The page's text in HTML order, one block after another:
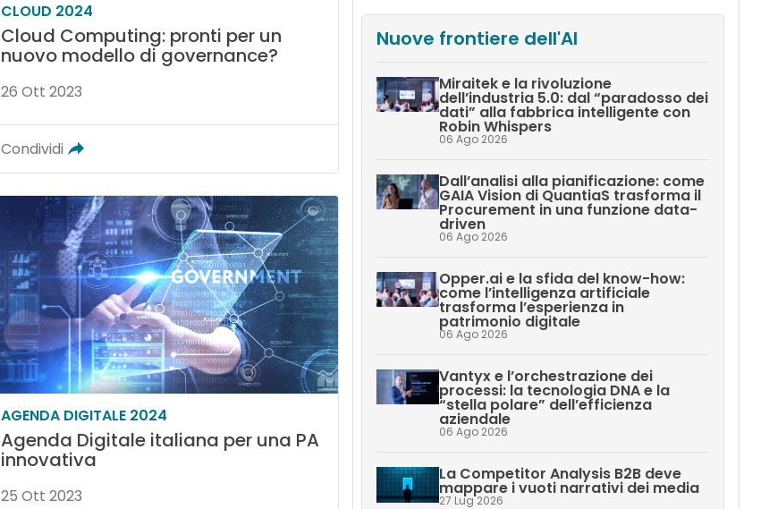
CLOUD 2024
Cloud Computing: pronti per un
nuovo modello di governance?
26 Ott 2023
Condividi
AGENDA DIGITALE 2024
Agenda Digitale italiana per una PA
innovativa
25 Ott 2023
Nuove frontiere dell'AI
Miraitek e la rivoluzione
dell’industria 5.0: dal “paradosso dei
dati” alla fabbrica intelligente con
Robin Whispers
06 Ago 2026
Dall’analisi alla pianificazione: come
GAIA Vision di QuantiaS trasforma il
Procurement in una funzione data-
driven
06 Ago 2026
Opper.ai e la sfida del know-how:
come l’intelligenza artificiale
trasforma l’esperienza in
patrimonio digitale
06 Ago 2026
Vantyx e l’orchestrazione dei
processi: la tecnologia DNA e la
“stella polare” dell’efficienza
aziendale
06 Ago 2026
La Competitor Analysis B2B deve
mappare i vuoti narrativi dei media
27 Lug 2026